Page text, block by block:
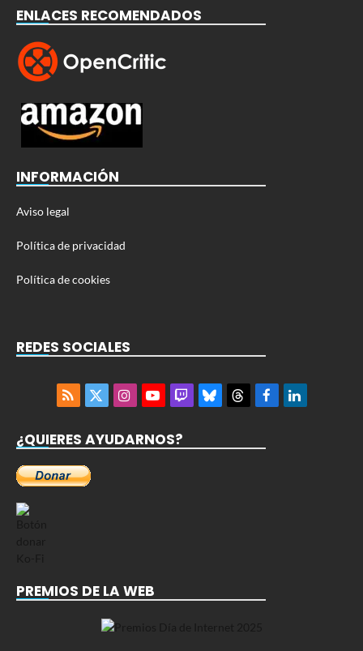
ENLACES RECOMENDADOS
INFORMACIÓN
Aviso legal
Política de privacidad
Política de cookies
REDES SOCIALES
RSS
X
InstagramYouTubeTwitchBlueskyThreadsFacebookLinkedIn
¿QUIERES AYUDARNOS?
PREMIOS DE LA WEB